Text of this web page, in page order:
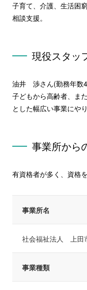
子育て、介護、生活困
相談支援。
現役スタッ
油井 渉さん(勤務年数4
子どもから高齢者、ま
とした幅広い事業にや
事業所から
有資格者が多く、資格
事業所名
社会福祉法人 上田
事業種類